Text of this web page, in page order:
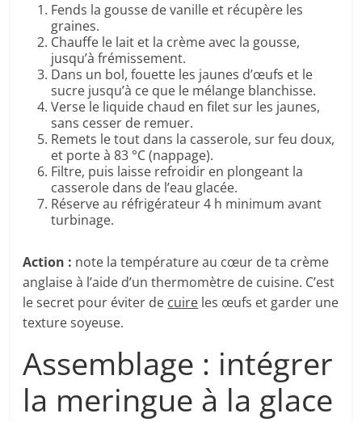
Fends la gousse de vanille et récupère les
graines.
Chauffe le lait et la crème avec la gousse,
jusqu’à frémissement.
Dans un bol, fouette les jaunes d’œufs et le
sucre jusqu’à ce que le mélange blanchisse.
Verse le liquide chaud en filet sur les jaunes,
sans cesser de remuer.
Remets le tout dans la casserole, sur feu doux,
et porte à 83 °C (nappage).
Filtre, puis laisse refroidir en plongeant la
casserole dans de l’eau glacée.
Réserve au réfrigérateur 4 h minimum avant
turbinage.
Action : note la température au cœur de ta crème
anglaise à l’aide d’un thermomètre de cuisine. C’est
le secret pour éviter de cuire les œufs et garder une
texture soyeuse.
Assemblage : intégrer
la meringue à la glace